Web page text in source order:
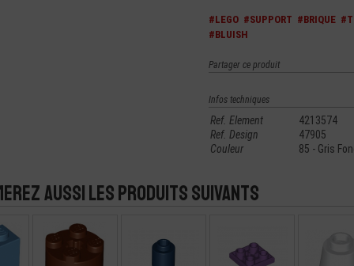
#LEGO #SUPPORT #BRIQUE
#BLUISH
Partager ce produit
Infos techniques
Ref. Element
4213574
Ref. Design
47905
Couleur
85 - Gris
aussi les produits suivants